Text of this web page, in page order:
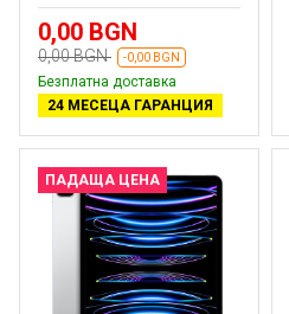
0,00 BGN
0,00 BGN -0,00 BGN
Безплатна доставка
24 МЕСЕЦА ГАРАНЦИЯ
ПАДАЩА ЦЕНА